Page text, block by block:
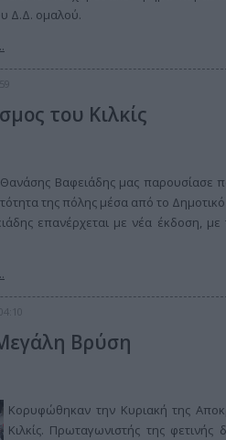
Δ.Δ. ομαλού.
του Κιλκίς
Βαφειάδης μας παρουσίασε
της πόλης μέσα από το
επανέρχεται με νέα έκδοση, με
Βρύση
Κορυφώθηκαν την Κυριακή της
Κιλκίς. Πρωταγωνιστής της